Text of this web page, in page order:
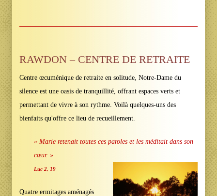
RAWDON – CENTRE DE RETRAITE
Centre œcuménique de retraite en solitude, Notre-Dame du
silence est une oasis de tranquillité, offrant espaces verts et
permettant de vivre à son rythme. Voilà quelques-uns des
bienfaits qu'offre ce lieu de recueillement.
« Marie retenait toutes ces paroles et les méditait dans son
cœur. »
Luc 2, 19
Quatre ermitages aménagés